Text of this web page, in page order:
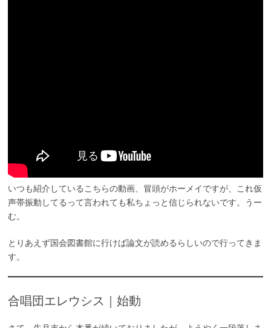
いつも紹介しているこちらの動画、冒頭がホーメイですが、これ仮
声帯振動してるって言われても私ちょっと信じられないです。うー
む。
とりあえず国会図書館に行けば論文が読めるらしいので行ってきま
す。
合唱団エレウシス｜始動